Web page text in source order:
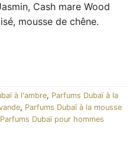
Cash mare Wood
mousse de chêne.
à l'ambre, Parfums Dubaï à la
, Parfums Dubaï à la mousse
Parfums Dubaï pour hommes